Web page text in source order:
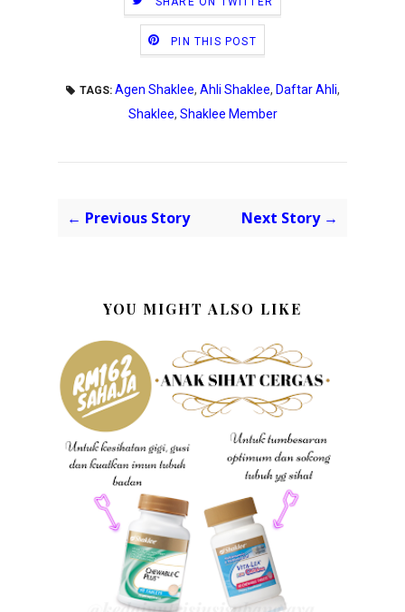
PIN THIS POST
TAGS: Agen Shaklee, Ahli Shaklee, Daftar Ahli,
Shaklee, Shaklee Member
← Previous Story Next Story →
YOU MIGHT ALSO LIKE